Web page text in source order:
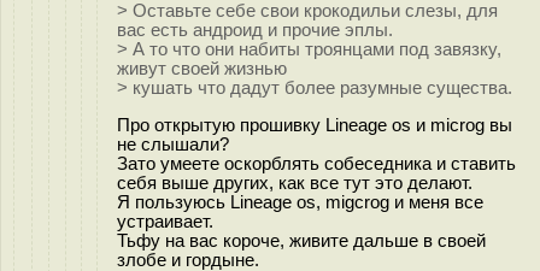
> Оставьте себе свои крокодильи слезы, для
вас есть андроид и прочие эплы.
> А то что они набиты троянцами под завязку,
живут своей жизнью
> кушать что дадут более разумные существа.
Про открытую прошивку Lineage os и microg вы
не слышали?
Зато умеете оскорблять собеседника и ставить
себя выше других, как все тут это делают.
Я пользуюсь Lineage os, migcrog и меня все
устраивает.
Тьфу на вас короче, живите дальше в своей
злобе и гордыне.